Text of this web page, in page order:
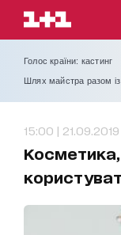
Голос країни: кастинг
Шлях майстра разом
15:00 | 21.09.2019